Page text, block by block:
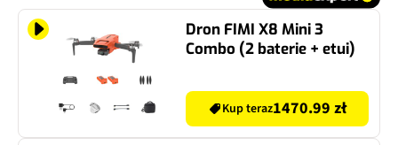
Dron FIMI X8 Mini 3
Combo (2 baterie + etui)
Kup teraz1470.99 zł